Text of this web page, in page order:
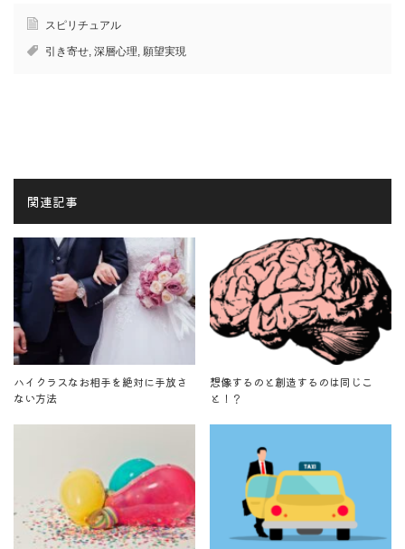
スピリチュアル
引き寄せ 深層心理 願望実現
関連記事
ハイクラスなお相手を絶対に手放さ
ない方法
想像するのと創造するのは同じこ
と！？